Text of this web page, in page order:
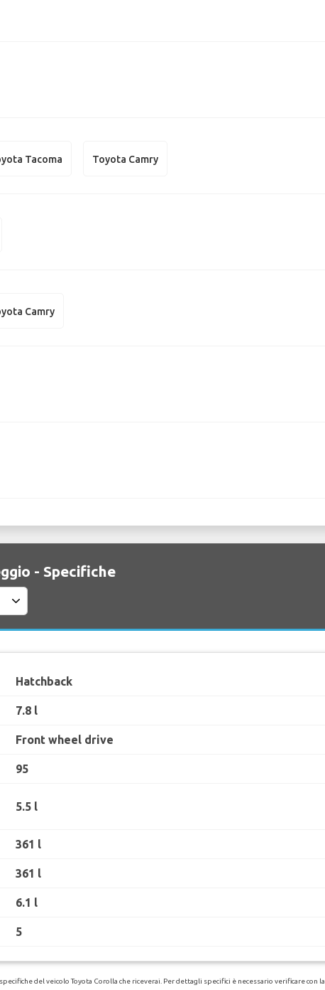
Tacoma Toyota Camry
Camry
- Specifiche
Hatchback
7.8 l
Front wheel drive
95
5.5 l
361 l
361 l
6.1 l
5
del veicolo Toyota Corolla che riceverai. Per dettagli specifici è necessario verificare con la